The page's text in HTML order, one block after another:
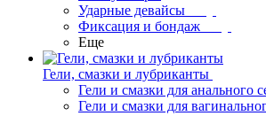
Ударные девайсы
Фиксация и бондаж
Еще
Гели, смазки и лубриканты
Гели и смазки для анального
Гели и смазки для